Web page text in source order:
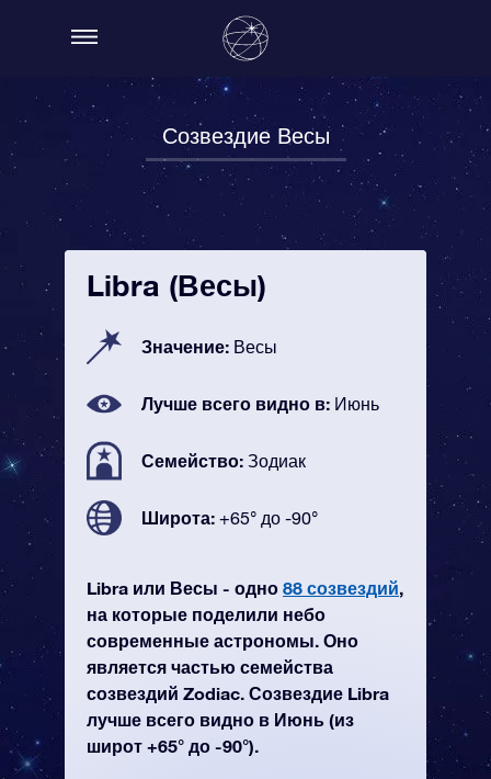
Созвездие Весы
Libra (Весы)
Значение: Весы
Лучше всего видно в: Июнь
Семейство: Зодиак
Широта: +65° до -90°
Libra или Весы - одно 88 созвездий,
на которые поделили небо
современные астрономы. Оно
является частью семейства
созвездий Zodiac. Созвездие Libra
лучше всего видно в Июнь (из
широт +65° до -90°).